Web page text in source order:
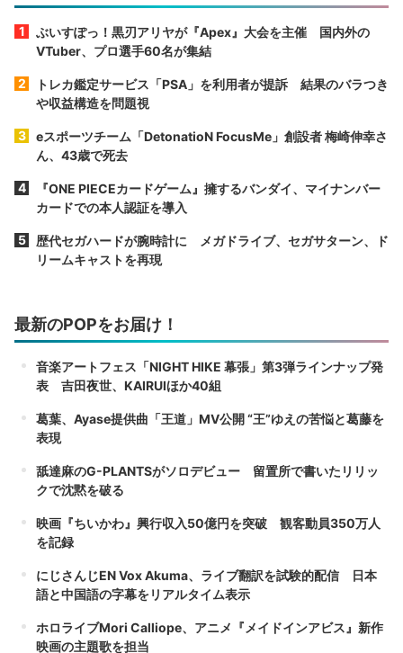
ぶいすぽっ！黒刃アリヤが『Apex』大会を主催 国内外の
VTuber、プロ選手60名が集結
トレカ鑑定サービス「PSA」を利用者が提訴 結果のバラつき
や収益構造を問題視
eスポーツチーム「DetonatioN FocusMe」創設者 梅崎伸幸さ
ん、43歳で死去
『ONE PIECEカードゲーム』擁するバンダイ、マイナンバー
カードでの本人認証を導入
歴代セガハードが腕時計に メガドライブ、セガサターン、ド
リームキャストを再現
最新のPOPをお届け！
音楽アートフェス「NIGHT HIKE 幕張」第3弾ラインナップ発
表 吉田夜世、KAIRUIほか40組
葛葉、Ayase提供曲「王道」MV公開 “王”ゆえの苦悩と葛藤を
表現
舐達麻のG-PLANTSがソロデビュー 留置所で書いたリリッ
クで沈黙を破る
映画『ちいかわ』興行収入50億円を突破 観客動員350万人
を記録
にじさんじEN Vox Akuma、ライブ翻訳を試験的配信 日本
語と中国語の字幕をリアルタイム表示
ホロライブMori Calliope、アニメ『メイドインアビス』新作
映画の主題歌を担当